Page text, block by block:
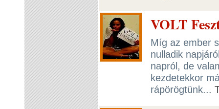
VOLT
Míg az ember
nulladik
napról, de
kezdetekkor
rápörögtünk...